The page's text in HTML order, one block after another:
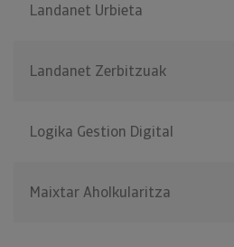
Landanet Urbieta
Landanet Zerbitzuak
Logika Gestion Digital
Maixtar Aholkularitza